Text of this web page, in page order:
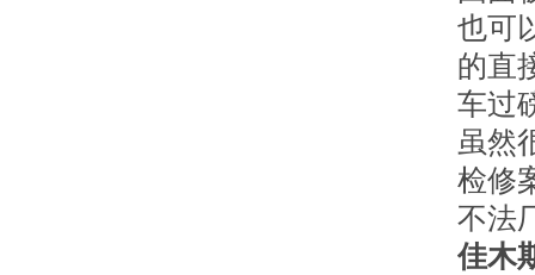
也可
的直
车过
虽然
检修
不法
佳木